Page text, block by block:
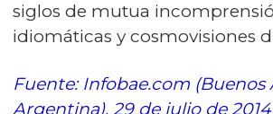
siglos de mutua
idiomáticas y cosmovisiones
Fuente: Infobae.com (Buenos
Argentina), 29 de julio de 2014